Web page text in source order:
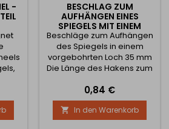
-
BESCHLAG ZUM
AUFHÄNGEN EINES
SPIEGELS MIT EINEM
HAKEN
Beschläge zum Aufhängen
des Spiegels in einem
vorgebohrten Loch 35 mm
Die Länge des Hakens zum
Gewichtsbelastung 25 kg
Höhenverstellung +/- 3 mm
Bohrtiefe 12 mm Paket
enthält Aufhängebeschlag
Preis
0,84 €
 In den Warenkorb